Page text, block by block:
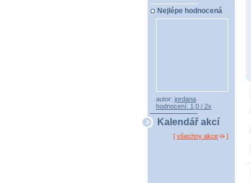
Nejlépe hodnocená
autor: jordana
hodnocení: 1,0 / 2x
Kalendář akcí
[ všechny akce ]